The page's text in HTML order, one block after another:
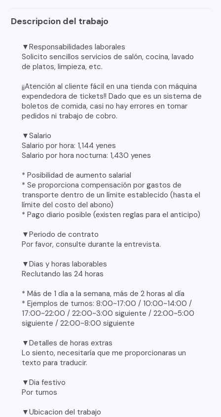
Descripcion del trabajo
▼Responsabilidades laborales
Solicito sencillos servicios de salón, cocina, lavado
de platos, limpieza, etc.
¡¡Atención al cliente fácil en una tienda con máquina
expendedora de tickets!! Dado que es un sistema de
boletos de comida, casi no hay errores en tomar
pedidos ni trabajo de cobro.
▼Salario
Salario por hora: 1,144 yenes
Salario por hora nocturna: 1,430 yenes
* Posibilidad de aumento salarial
* Se proporciona compensación por gastos de
transporte dentro de un límite establecido (hasta el
límite del costo del abono)
* Pago diario posible (existen reglas para el anticipo)
▼Periodo de contrato
Por favor, consulte durante la entrevista.
▼Dias y horas laborables
Reclutando las 24 horas
* Más de 1 día a la semana, más de 2 horas al día
* Ejemplos de turnos: 8:00~17:00 / 10:00~14:00 /
17:00~22:00 / 22:00~3:00 siguiente / 22:00~5:00
siguiente / 22:00~8:00 siguiente
▼Detalles de horas extras
Lo siento, necesitaría que me proporcionaras un
texto para traducir.
▼Dia festivo
Por turnos
▼Ubicacion del trabajo